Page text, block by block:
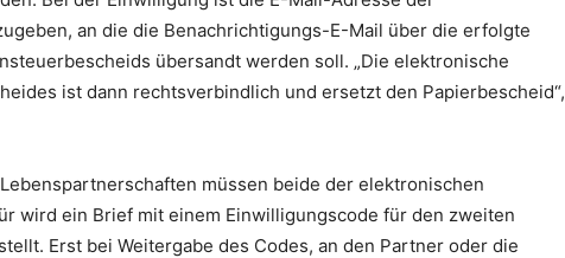
an die die Benachrichtigungs-E-Mail über die erfolgte
übersandt werden soll. „Die elektronische
ist dann rechtsverbindlich und ersetzt den Papierbescheid“,
müssen beide der elektronischen
wird ein Brief mit einem Einwilligungscode für den zweiten
Erst bei Weitergabe des Codes, an den Partner oder die